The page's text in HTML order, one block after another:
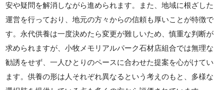
安や疑問を解消しながら進められます。また、地域に根ざした
運営を行っており、地元の方々からの信頼も厚いことが特徴で
す。永代供養は一度決めたら変更が難しいため、慎重な判断が
求められますが、小牧メモリアルパーク石材店組合では無理な
勧誘をせず、一人ひとりのペースに合わせた提案を心がけてい
ます。供養の形は人それぞれ異なるという考えのもと、多様な